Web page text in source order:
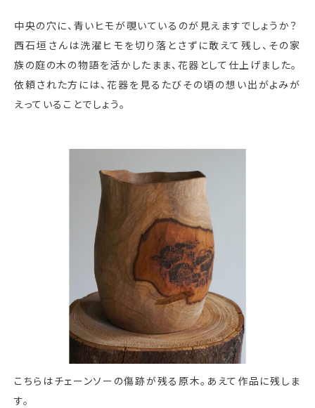
中央の穴に、青いヒモが覗いているのが見えますでしょうか？
西石垣さんは洗濯ヒモを切り落とさずに敢えて残し、その家
族の庭の木の物語を活かしたまま、花器として仕上げました。
依頼された方には、花器を見るたびその頃の想い出がよみが
えっていることでしょう。
こちらはチェーンソーの傷跡が残る原木。あえて作品に残しま
す。